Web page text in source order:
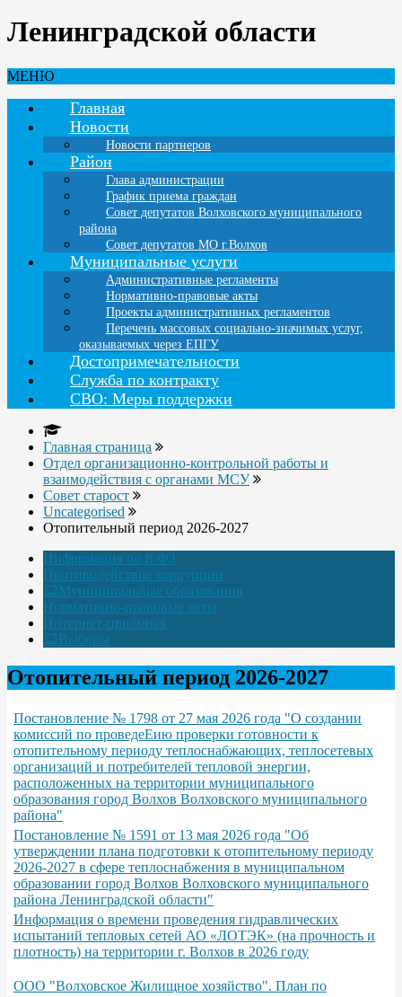
Ленинградской области
МЕНЮ
Главная
Новости
Новости партнеров
Район
Глава администрации
График приема граждан
Совет депутатов Волховского муниципального
района
Совет депутатов МО г.Волхов
Муниципальные услуги
Административные регламенты
Нормативно-правовые акты
Проекты административных регламентов
Перечень массовых социально-значимых услуг,
оказываемых через ЕПГУ
Достопримечательности
Служба по контракту
СВО: Меры поддержки
Главная страница
Отдел организационно-контрольной работы и
взаимодействия с органами МСУ
Совет старост
Uncategorised
Отопительный период 2026-2027
Информация по 8-ФЗ
Противодействие коррупции
Муниципальные образования
Нормативно-правовые акты
Интернет-приёмная
Выборы
Отопительный период 2026-2027
Постановление № 1798 от 27 мая 2026 года "О создании
комиссий по проведеЕию проверки готовности к
отопительному периоду теплоснабжающих, теплосетевых
организаций и потребителей тепловой энергии,
расположенных на территории муниципального
образования город Волхов Волховского муниципального
района"
Постановление № 1591 от 13 мая 2026 года "Об
утверждении плана подготовки к отопительному периоду
2026-2027 в сфере теплоснабжения в муниципальном
образовании город Волхов Волховского муниципального
района Ленинградской области"
Информация о времени проведения гидравлических
испытаний тепловых сетей АО «ЛОТЭК» (на прочность и
плотность) на территории г. Волхов в 2026 году
ООО "Волховское Жилищное хозяйство". План по